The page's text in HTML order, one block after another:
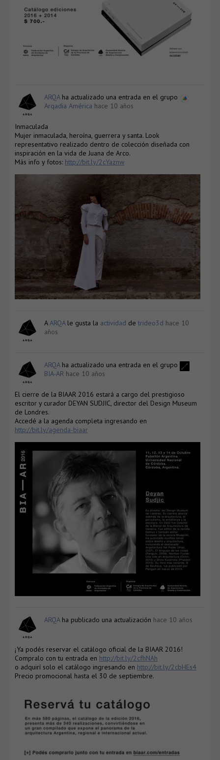
ARQAha actualizado una entrada en el grupo
Arqadia América hace 10 años
Inmaculada
Mujer inmaculada, heroína, guerrera y santa. Look
representativo realizado dentro de colección diseñada con
inspiración en la vida de Juana de Arco.
Más info y fotos: http://bit.ly/2cYaznw
AARQAle gusta la actividad de trideo3d hace 10
años
ARQAha actualizado una entrada en el grupo
BIA-AR hace 10 años
El cierre de la BIAAR 2016 estará a cargo del prestigioso
escritor y curador DEYAN SUDJIC, director del Design Museum
de Londres.
Accedé a la agenda completa ingresando en
http://bit.ly/agenda-biaar
ARQAha publicado una actualización hace 10 años
¡Ya podés reservar el catálogo oficial de la BIAAR 2016!
Compralo con tu entrada en http://bit.ly/2cfhNAh
o adquirí solo el catálogo ingresando en http://bit.ly/2cbHEs4
Precio promocional hasta el 30 de septiembre.